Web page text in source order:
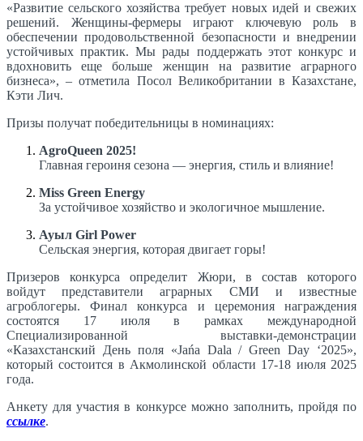
«Развитие сельского хозяйства требует новых идей и свежих
решений. Женщины-фермеры играют ключевую роль в
обеспечении продовольственной безопасности и внедрении
устойчивых практик. Мы рады поддержать этот конкурс и
вдохновить еще больше женщин на развитие аграрного
бизнеса», – отметила Посол Великобритании в Казахстане,
Кэти Лич.
Призы получат победительницы в номинациях:
AgroQueen 2025!
Главная героиня сезона — энергия, стиль и влияние!
Miss Green Energy
За устойчивое хозяйство и экологичное мышление.
Ауыл Girl Power
Сельская энергия, которая двигает горы!
Призеров конкурса определит Жюри, в состав которого
войдут представители аграрных СМИ и известные
агроблогеры. Финал конкурса и церемония награждения
состоятся 17 июля в рамках международной
Специализированной выставки-демонстрации
«Казахстанский День поля «Jańa Dala / Green Day ‘2025»,
который состоится в Акмолинской области 17-18 июля 2025
года.
Анкету для участия в конкурсе можно заполнить, пройдя по
ссылке.